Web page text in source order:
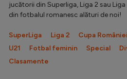
jucătorii din Superliga, Liga 2 sau
din fotbalul romanesc alături de noi!
SuperLiga Liga 2 Cupa României
U21
Fotbal feminin Special
Clasamente